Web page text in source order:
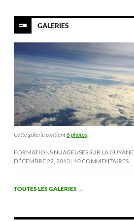
GALERIES
Cette galerie contient6 photos.
FORMATIONS NUAGEUSES SUR LA GUYANE
DÉCEMBRE 22, 2013 10 COMMENTAIRES
TOUTES LES GALERIES →